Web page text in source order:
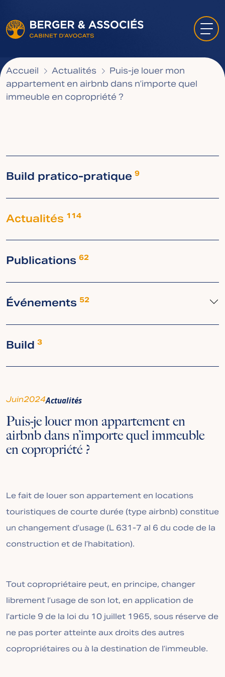
Accueil Actualités Puis-je louer mon
appartement en airbnb dans n’importe quel
immeuble en copropriété ?
Build pratico-pratique 9
Actualités 114
Publications 62
Événements 52
Build 3
Juin2024Actualités
Puis-je louer mon appartement en
airbnb dans n’importe quel immeuble
en copropriété ?
Le fait de louer son appartement en locations
touristiques de courte durée (type airbnb) constitue
un changement d’usage (L 631-7 al 6 du code de la
construction et de l’habitation).
Tout copropriétaire peut, en principe, changer
librement l’usage de son lot, en application de
l’article 9 de la loi du 10 juillet 1965, sous réserve de
ne pas porter atteinte aux droits des autres
copropriétaires ou à la destination de l’immeuble.